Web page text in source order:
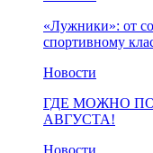
«Лужники»: от
спортивному
Новости
ГДЕ МОЖНО
АВГУСТА!
Новости